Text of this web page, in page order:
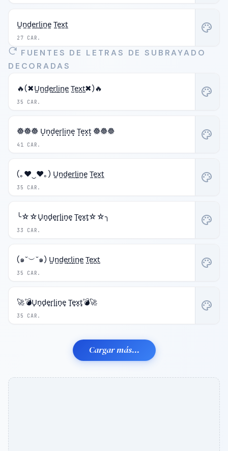
27 CAR.
U̼n̼d̼e̼r̼l̼i̼n̼e̼ T̼e̼x̼t̼ palette
FUENTES DE LETRAS DE SUBRAYADO
DECORADAS
35 CAR.
🔥(✖U̺n̺d̺e̺r̺l̺i̺n̺e̺ T̺e̺x̺t̺✖)🔥 palette
41 CAR.
𖣔𖣔𖣔 U͙n͙d͙e͙r͙l͙i͙n͙e͙ T͙e͙x͙t͙ 𖣔𖣔𖣔 palette
35 CAR.
(｡♥‿♥｡) U̼n̼d̼e̼r̼l̼i̼n̼e̼ T̼e̼x̼t̼ palette
33 CAR.
╰☆☆U̟n̟d̟e̟r̟l̟i̟n̟e̟ T̟e̟x̟t̟☆☆╮ palette
35 CAR.
(๑˘︶˘๑) U̺n̺d̺e̺r̺l̺i̺n̺e̺ T̺e̺x̺t̺ palette
35 CAR.
🚀💣U̟n̟d̟e̟r̟l̟i̟n̟e̟ T̟e̟x̟t̟💣🚀 palette
Cargar más...